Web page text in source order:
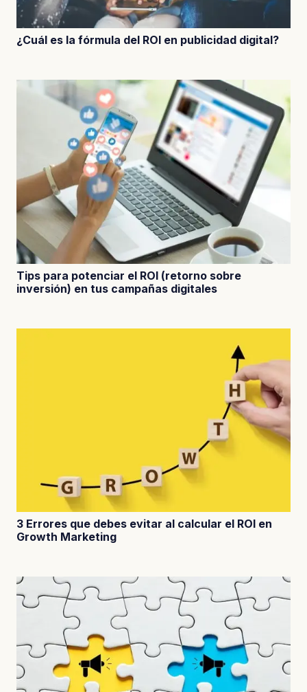
¿Cuál es la fórmula del ROI en publicidad digital?
Tips para potenciar el ROI (retorno sobre
inversión) en tus campañas digitales
3 Errores que debes evitar al calcular el ROI en
Growth Marketing